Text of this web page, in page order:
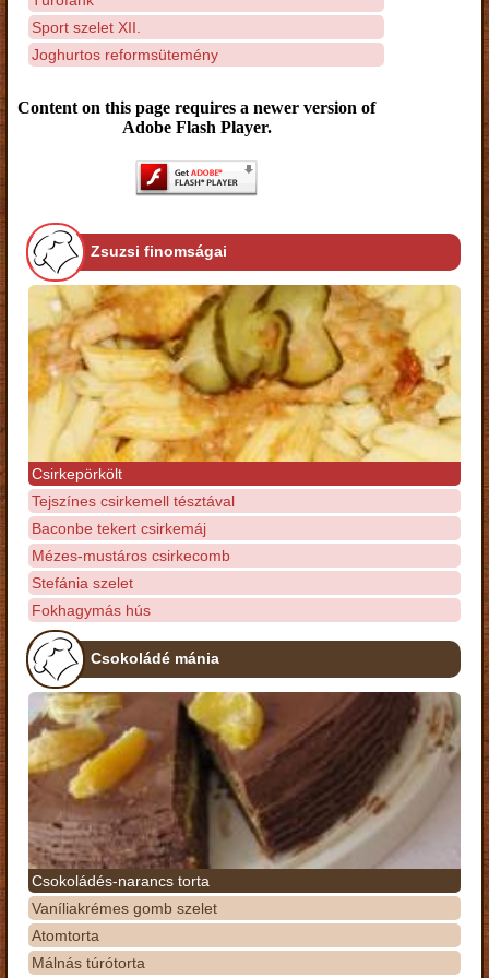
Sport szelet XII.
Joghurtos reformsütemény
Content on this page requires a newer version of
Adobe Flash Player.
Zsuzsi finomságai
Csirkepörkölt
Tejszínes csirkemell tésztával
Baconbe tekert csirkemáj
Mézes-mustáros csirkecomb
Stefánia szelet
Fokhagymás hús
Csokoládé mánia
Csokoládés-narancs torta
Vaníliakrémes gomb szelet
Atomtorta
Málnás túrótorta